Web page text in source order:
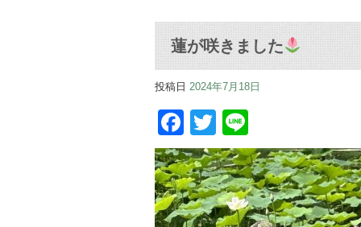
蓮が咲きました
投稿日 2024年7月18日
Facebook
Twitter